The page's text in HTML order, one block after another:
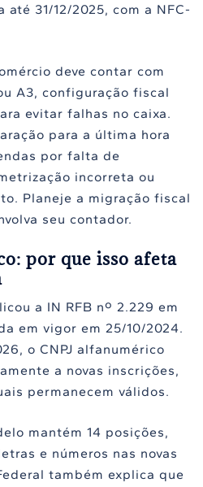
31/12/2025, com a NFC-
deve contar com
A3, configuração fiscal
evitar falhas no caixa.
para a última hora
por falta de
incorreta ou
Planeje a migração fiscal
seu contador.
por que isso afeta
a IN RFB nº 2.229 em
em vigor em 25/10/2024.
o CNPJ alfanumérico
a novas inscrições,
permanecem válidos.
mantém 14 posições,
e números nas novas
também explica que